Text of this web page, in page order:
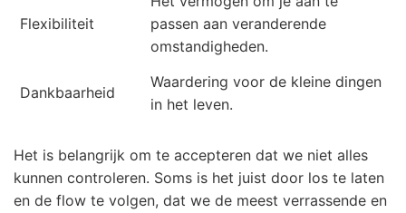
Flexibiliteit
passen aan veranderende
omstandigheden.
Dankbaarheid
Waardering voor de kleine dingen
in het leven.
Het is belangrijk om te accepteren dat we niet alles
kunnen controleren. Soms is het juist door los te laten
en de flow te volgen, dat we de meest verrassende en